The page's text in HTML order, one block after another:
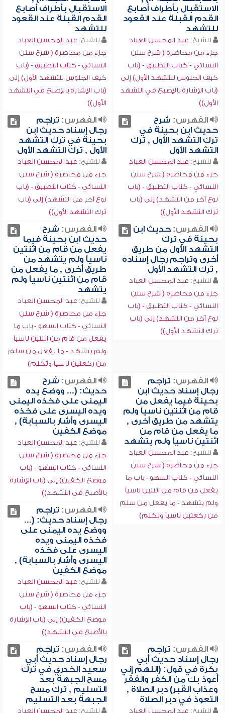
الاستقبال بأطراف أصابع
القدم القبلة عند القعود
للتشهد
للشيخ: عبد المحسن العباد
جزء من محاضرة ( شرح سنن
النسائي - كتاب التطبيق - (باب
كيف الجلوس للتشهد الأول) إلى
(باب الإشارة بالإصبع في التشهد
الأول))
الاستقبال بأطراف أصابع
القدم القبلة عند القعود
للتشهد
للشيخ: عبد المحسن العباد
جزء من محاضرة ( شرح سنن
النسائي - كتاب التطبيق - (باب
كيف الجلوس للتشهد الأول) إلى
(باب الإشارة بالإصبع في التشهد
الأول))
الفهرس: شرح
حديث ابن بحينة في
ترك التشهد الأول , ترك
التشهد الأول
للشيخ: عبد المحسن العباد
جزء من محاضرة ( شرح سنن
النسائي - كتاب التطبيق - (باب
نوع آخر من التشهد) إلى (باب
ترك التشهد الأول))
الفهرس: تراجم
رجال إسناد حديث ابن
بحينة في ترك التشهد
الأول , ترك التشهد الأول
للشيخ: عبد المحسن العباد
جزء من محاضرة ( شرح سنن
النسائي - كتاب التطبيق - (باب
نوع آخر من التشهد) إلى (باب
ترك التشهد الأول))
الفهرس:حديث ابن
بحينة في ترك
التشهد الأول من طريق
أخرى وتراجم رجال إسناده
, ترك التشهد الأول
للشيخ: عبد المحسن العباد
جزء من محاضرة ( شرح سنن
النسائي - كتاب التطبيق - (باب
نوع آخر من التشهد) إلى (باب
ترك التشهد الأول))
الفهرس: شرح
حديث ابن بحينة فيما
يفعل من قام من اثنتين
ناسياً ولم يتشهد من
طريق أخرى , ما يفعل من
قام من اثنتين ناسياً ولم
يتشهد
للشيخ: عبد المحسن العباد
جزء من محاضرة ( شرح سنن
النسائي - كتاب السهو - باب ما
يفعل من قام من اثنتين ناسياً
ولم يتشهد - ما يفعل من سلم
من ركعتين ناسياً وتكلم)
الفهرس: تراجم
رجال إسناد حديث ابن
بحينة فيما يفعل من
قام من اثنتين ناسياً ولم
يتشهد من طريق أخرى ,
ما يفعل من قام من
اثنتين ناسياً ولم يتشهد
للشيخ: عبد المحسن العباد
جزء من محاضرة ( شرح سنن
النسائي - كتاب السهو - باب ما
يفعل من قام من اثنتين ناسياً
ولم يتشهد - ما يفعل من سلم
من ركعتين ناسياً وتكلم)
الفهرس: شرح
حديث: (... ووضع يده
اليمنى على فخذه اليمنى
ويده اليسرى على فخذه
اليسرى وأشار بالسبابة) ,
موضع الكفين
للشيخ: عبد المحسن العباد
جزء من محاضرة ( شرح سنن
النسائي - كتاب السهو - (باب
موضع الكفين) إلى (باب الإشارة
بالأصبع في التشهد))
الفهرس: تراجم
رجال إسناد حديث: (...
ووضع يده اليمنى على
فخذه اليمنى ويده
اليسرى على فخذه
اليسرى وأشار بالسبابة) ,
موضع الكفين
للشيخ: عبد المحسن العباد
جزء من محاضرة ( شرح سنن
النسائي - كتاب السهو - (باب
موضع الكفين) إلى (باب الإشارة
بالأصبع في التشهد))
الفهرس: تراجم
رجال إسناد حديث أبي
بكرة في قول: (اللهم إني
أعوذ بك من الكفر والفقر
وعذاب القبر) دبر الصلاة ,
التعوذ في دبر الصلاة
للشيخ: عبد المحسن العباد
الفهرس: تراجم
رجال إسناد حديث أبي
سعيد الخدري في ترك
مسح الجبهة بعد
التسليم , ترك مسح
الجبهة بعد التسليم
للشيخ: عبد المحسن العباد